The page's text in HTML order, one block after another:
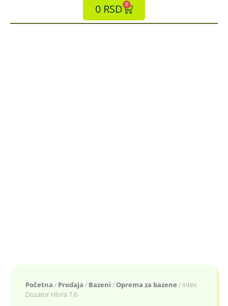
0 RSD 0
Početna / Prodaja / Bazeni /Oprema za bazene / Intex
Dozator Hlora 7.6